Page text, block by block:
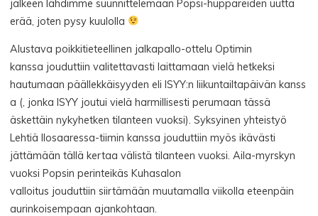
jälkeen lähdimme suunnittelemaan Popsi-huppareiden uutta
erää, joten pysy kuulolla
Alustava poikkitieteellinen jalkapallo-ottelu Optimin
kanssa jouduttiin valitettavasti laittamaan vielä hetkeksi
hautumaan päällekkäisyyden eli ISYY:n liikuntailtapäivän kanss
a (, jonka ISYY joutui vielä harmillisesti perumaan tässä
äskettäin nykyhetken tilanteen vuoksi). Syksyinen yhteistyö
Lehtiä Ilosaaressa-tiimin kanssa jouduttiin myös ikävästi
jättämään tällä kertaa välistä tilanteen vuoksi. Aila-myrskyn
vuoksi Popsin perinteikäs Kuhasalon
valloitus jouduttiin siirtämään muutamalla viikolla eteenpäin
aurinkoisempaan ajankohtaan.